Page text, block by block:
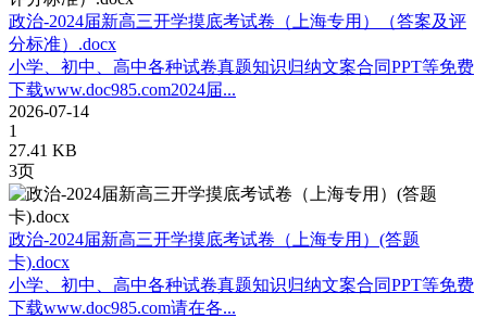
政治-2024届新高三开学摸底考试卷（上海专用）（答案及评
分标准）.docx
小学、初中、高中各种试卷真题知识归纳文案合同PPT等免费
下载www.doc985.com2024届...
2026-07-14
1
27.41 KB
3页
政治-2024届新高三开学摸底考试卷（上海专用）(答题
卡).docx
小学、初中、高中各种试卷真题知识归纳文案合同PPT等免费
下载www.doc985.com请在各...